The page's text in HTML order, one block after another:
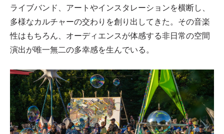
ライブバンド、アートやインスタレーションを横断し、
多様なカルチャーの交わりを創り出してきた。その音楽
性はもちろん、オーディエンスが体感する非日常の空間
演出が唯一無二の多幸感を生んでいる。